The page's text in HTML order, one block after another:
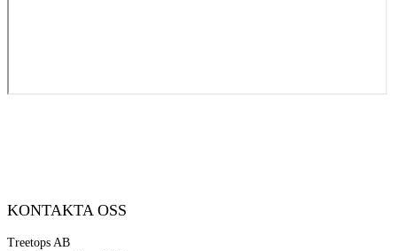
KONTAKTA OSS
Treetops AB